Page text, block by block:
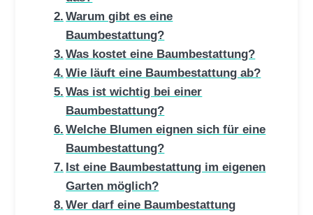
Warum gibt es eine
Baumbestattung?
Was kostet eine Baumbestattung?
Wie läuft eine Baumbestattung ab?
Was ist wichtig bei einer
Baumbestattung?
Welche Blumen eignen sich für eine
Baumbestattung?
Ist eine Baumbestattung im eigenen
Garten möglich?
Wer darf eine Baumbestattung